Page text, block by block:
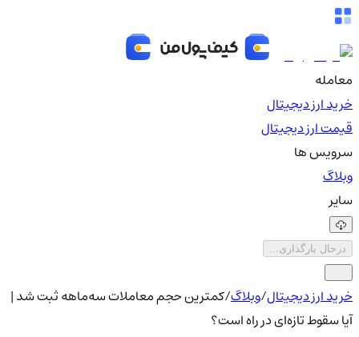
معامله
خرید ارز دیجیتال
قیمت ارز دیجیتال
سرویس ها
وبلاگ
سایر
درحال بارگذاری...
خرید ارز دیجیتال/وبلاگ/کمترین حجم معاملات سه‌ماهه ثبت شد |
آیا سقوط تازه‌ای در راه است؟